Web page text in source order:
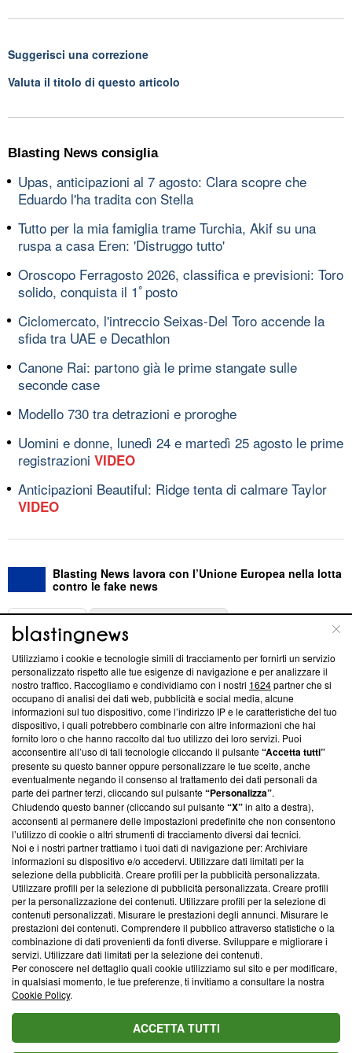
Suggerisci una correzione
Valuta il titolo di questo articolo
Blasting News consiglia
Upas, anticipazioni al 7 agosto: Clara scopre che
Eduardo l'ha tradita con Stella
Tutto per la mia famiglia trame Turchia, Akif su una
ruspa a casa Eren: 'Distruggo tutto'
Oroscopo Ferragosto 2026, classifica e previsioni: Toro
solido, conquista il 1ﾟposto
Ciclomercato, l'intreccio Seixas-Del Toro accende la
sfida tra UAE e Decathlon
Canone Rai: partono già le prime stangate sulle
seconde case
Modello 730 tra detrazioni e proroghe
Uomini e donne, lunedì 24 e martedì 25 agosto le prime
registrazioni VIDEO
Anticipazioni Beautiful: Ridge tenta di calmare Taylor
VIDEO
Blasting News lavora con l’Unione Europea nella lotta
contro le fake news
ABOUT
Questa sezione offre informazioni trasparenti su Blasting
News, sui nostri processi editoriali e su come ci impegniamo a
creare news di qualità. Inoltre, afferma la nostra aderenza a
‘Trust Project - News with Integrity’Blasting News non è
ancora membro del programma, ma ha richiesto di farne
parte; Trust Project non ha ancora effettuato una verifica di
conformità agli standard.
Su di noi
Team editoriale
Corporate
Redazione
Informativa Privacy
Cookie Policy
Blasting SA, IDI CHE-247.845.224, Via Carlo Frasca, 3 - 6900
Lugano (Svizzera) Tel:+39 0690258937
© 2026 Blasting News
Utilizziamo i cookie e tecnologie simili di tracciamento per fornirti un servizio
personalizzato rispetto alle tue esigenze di navigazione e per analizzare il
nostro traffico. Raccogliamo e condividiamo con i nostri 1624partner che si
occupano di analisi dei dati web, pubblicità e social media, alcune
informazioni sul tuo dispositivo, come l’indirizzo IP e le caratteristiche del tuo
dispositivo, i quali potrebbero combinarle con altre informazioni che hai
fornito loro o che hanno raccolto dal tuo utilizzo dei loro servizi. Puoi
acconsentire all’uso di tali tecnologie cliccando il pulsante“Accetta tutti”
presente su questo banner oppure personalizzare le tue scelte, anche
eventualmente negando il consenso al trattamento dei dati personali da
parte dei partner terzi, cliccando sul pulsante“Personalizza”.
Chiudendo questo banner (cliccando sul pulsante“X”in alto a destra),
acconsenti al permanere delle impostazioni predefinite che non consentono
l’utilizzo di cookie o altri strumenti di tracciamento diversi dai tecnici.
Noi e i nostri partner trattiamo i tuoi dati di navigazione per: Archiviare
informazioni su dispositivo e/o accedervi. Utilizzare dati limitati per la
selezione della pubblicità. Creare profili per la pubblicità personalizzata.
Utilizzare profili per la selezione di pubblicità personalizzata. Creare profili
per la personalizzazione dei contenuti. Utilizzare profili per la selezione di
contenuti personalizzati. Misurare le prestazioni degli annunci. Misurare le
prestazioni dei contenuti. Comprendere il pubblico attraverso statistiche o la
combinazione di dati provenienti da fonti diverse. Sviluppare e migliorare i
servizi. Utilizzare dati limitati per la selezione dei contenuti.
Per conoscere nel dettaglio quali cookie utilizziamo sul sito e per modificare,
in qualsiasi momento, le tue preferenze, ti invitiamo a consultare la nostra
Cookie Policy.
ACCETTA TUTTI